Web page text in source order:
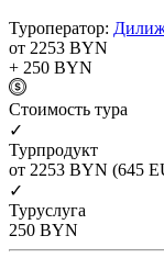
Туроператор:
от 2253 BYN
+ 250 BYN
Cтоимость тура
✓
Турпродукт
от 2253 BYN (645
✓
Туруслуга
250 BYN